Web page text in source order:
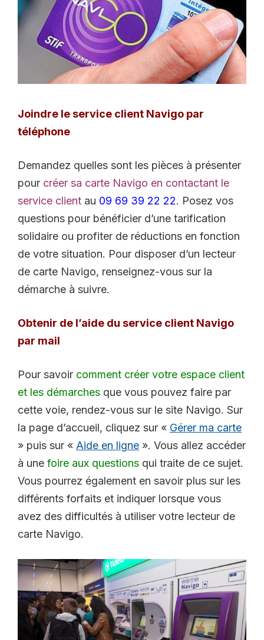
Joindre le service client Navigo par
téléphone
Demandez quelles sont les pièces à présenter
pour créer sa carte Navigo en contactant le
service client au 09 69 39 22 22. Posez vos
questions pour bénéficier d’une tarification
solidaire ou profiter de réductions en fonction
de votre situation. Pour disposer d’un lecteur
de carte Navigo, renseignez-vous sur la
démarche à suivre.
Obtenir de l’aide du service client Navigo
par mail
Pour savoir comment créer votre espace client
et les démarches que vous pouvez faire par
cette voie, rendez-vous sur le site Navigo. Sur
la page d’accueil, cliquez sur « Gérer ma carte
» puis sur « Aide en ligne ». Vous allez accéder
à une foire aux questions qui traite de ce sujet.
Vous pourrez également en savoir plus sur les
différents forfaits et indiquer lorsque vous
avez des difficultés à utiliser votre lecteur de
carte Navigo.